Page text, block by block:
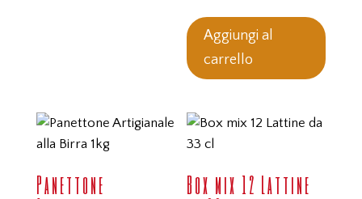
Aggiungi al
carrello
Panettone Box mix 12 Lattine